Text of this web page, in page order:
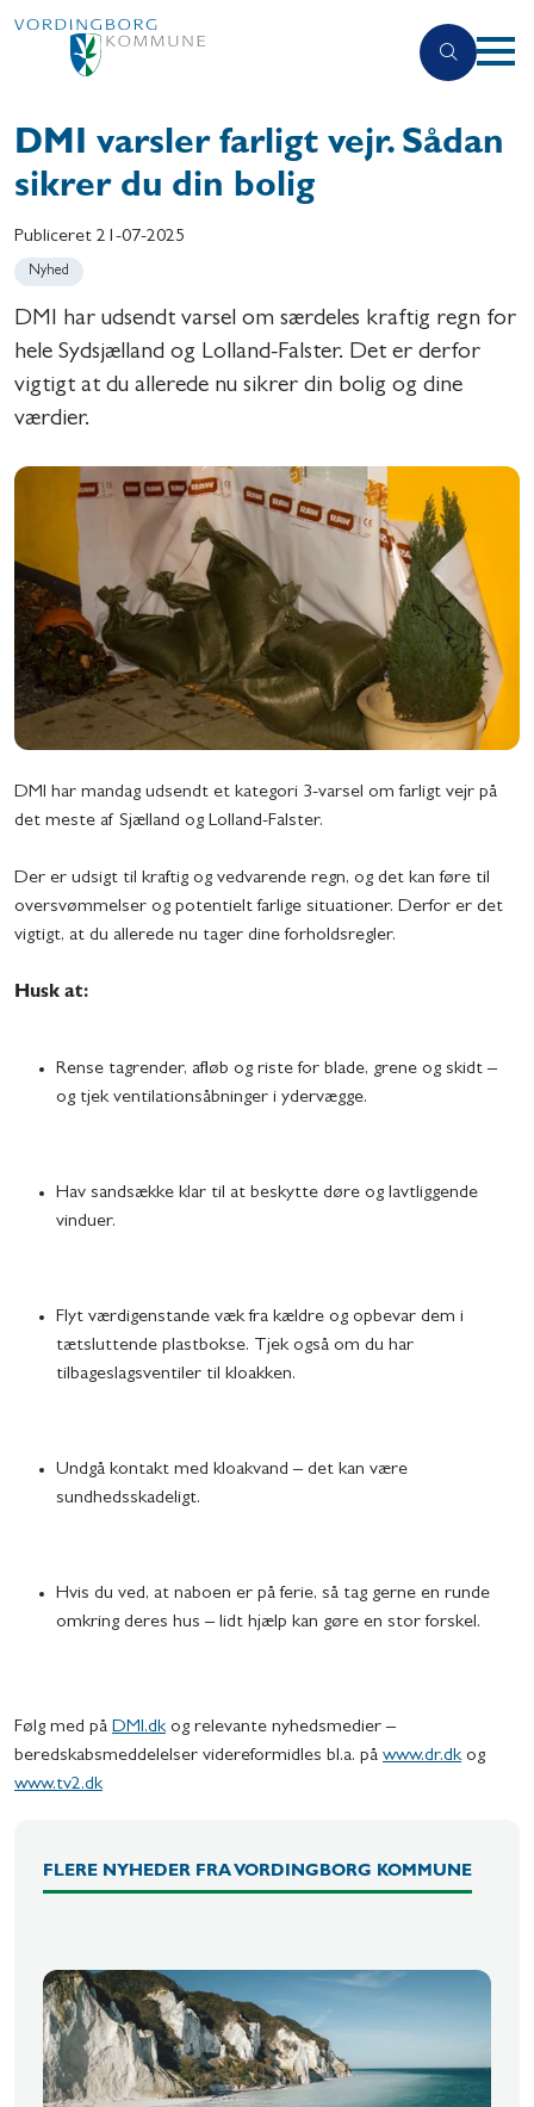
DMI varsler farligt vejr. Sådan
sikrer du din bolig
Publiceret 21-07-2025
Nyhed
DMI har udsendt varsel om særdeles kraftig regn for
hele Sydsjælland og Lolland-Falster. Det er derfor
vigtigt at du allerede nu sikrer din bolig og dine
værdier.
DMI har mandag udsendt et kategori 3-varsel om farligt vejr på
det meste af Sjælland og Lolland-Falster.
Der er udsigt til kraftig og vedvarende regn, og det kan føre til
oversvømmelser og potentielt farlige situationer. Derfor er det
vigtigt, at du allerede nu tager dine forholdsregler.
Husk at:
Rense tagrender, afløb og riste for blade, grene og skidt –
og tjek ventilationsåbninger i ydervægge.
Hav sandsække klar til at beskytte døre og lavtliggende
vinduer.
Flyt værdigenstande væk fra kældre og opbevar dem i
tætsluttende plastbokse. Tjek også om du har
tilbageslagsventiler til kloakken.
Undgå kontakt med kloakvand – det kan være
sundhedsskadeligt.
Hvis du ved, at naboen er på ferie, så tag gerne en runde
omkring deres hus – lidt hjælp kan gøre en stor forskel.
Følg med på DMI.dkog relevante nyhedsmedier –
beredskabsmeddelelser videreformidles bl.a. på www.dr.dkog
www.tv2.dk
FLERE NYHEDER FRA VORDINGBORG KOMMUNE